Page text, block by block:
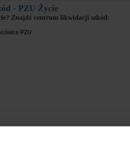
- PZU Życie
Znajdź centrum likwidacji szkód:
PZU